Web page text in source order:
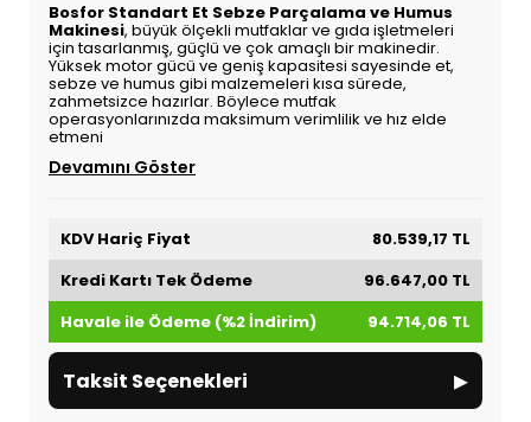
Bosfor Standart Et Sebze Parçalama ve Humus
Makinesi, büyük ölçekli mutfaklar ve gıda işletmeleri
için tasarlanmış, güçlü ve çok amaçlı bir makinedir.
Yüksek motor gücü ve geniş kapasitesi sayesinde et,
sebze ve humus gibi malzemeleri kısa sürede,
zahmetsizce hazırlar. Böylece mutfak
operasyonlarınızda maksimum verimlilik ve hız elde
etmeni
Devamını Göster
KDV Hariç Fiyat
80.539,17 TL
Kredi Kartı Tek Ödeme
96.647,00 TL
Havale ile Ödeme (%2 İndirim)
94.714,06 TL
Taksit Seçenekleri ▸